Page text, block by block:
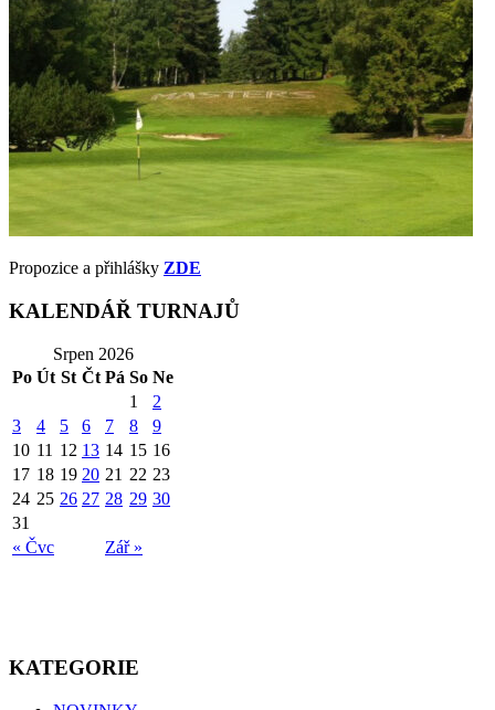
Propozice a přihlášky ZDE
KALENDÁŘ TURNAJŮ
Srpen 2026
Po Út St Čt Pá So Ne
« Čvc Zář »
1
2
3
4 5 6 7 8
9
10 11 12 13 14 15 16
17 18 19 20 21 22 23
24 25 26 27 28 29 30
31
KATEGORIE